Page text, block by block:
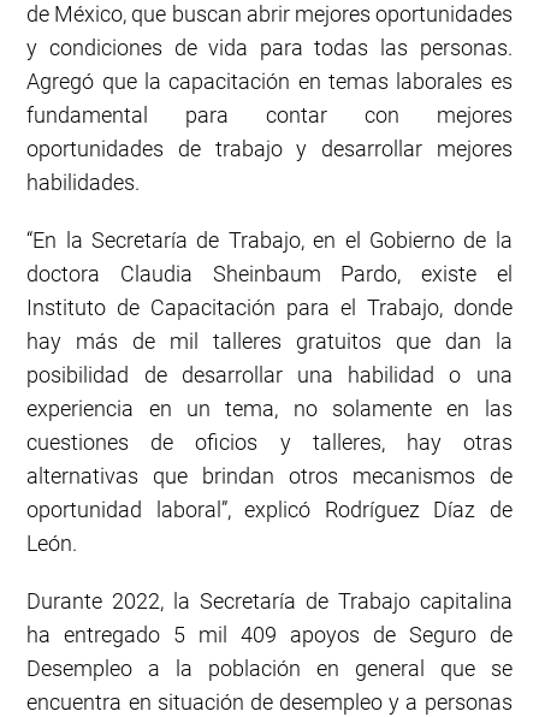
de México, que buscan abrir mejores oportunidades
y condiciones de vida para todas las personas.
Agregó que la capacitación en temas laborales es
fundamental para contar con mejores
oportunidades de trabajo y desarrollar mejores
habilidades.
“En la Secretaría de Trabajo, en el Gobierno de la
doctora Claudia Sheinbaum Pardo, existe el
Instituto de Capacitación para el Trabajo, donde
hay más de mil talleres gratuitos que dan la
posibilidad de desarrollar una habilidad o una
experiencia en un tema, no solamente en las
cuestiones de oficios y talleres, hay otras
alternativas que brindan otros mecanismos de
oportunidad laboral”, explicó Rodríguez Díaz de
León.
Durante 2022, la Secretaría de Trabajo capitalina
ha entregado 5 mil 409 apoyos de Seguro de
Desempleo a la población en general que se
encuentra en situación de desempleo y a personas